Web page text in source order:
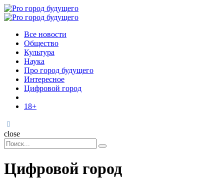
Menu
Поиск
Menu
Pro
Все новости
Общество
Культура
Наука
Про город будущего
Интересное
Цифровой город
18+
Поиск
close
Search
for:
Поиск
Цифровой город